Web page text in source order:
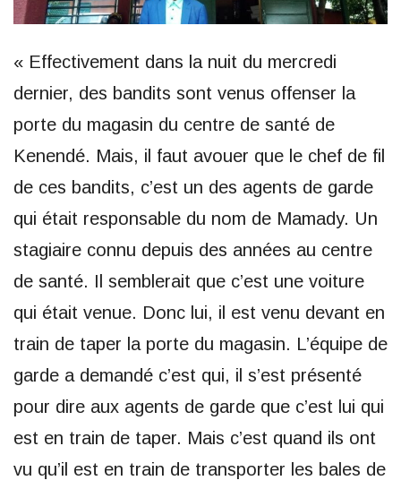
« Effectivement dans la nuit du mercredi
dernier, des bandits sont venus offenser la
porte du magasin du centre de santé de
Kenendé. Mais, il faut avouer que le chef de fil
de ces bandits, c’est un des agents de garde
qui était responsable du nom de Mamady. Un
stagiaire connu depuis des années au centre
de santé. Il semblerait que c’est une voiture
qui était venue. Donc lui, il est venu devant en
train de taper la porte du magasin. L’équipe de
garde a demandé c’est qui, il s’est présenté
pour dire aux agents de garde que c’est lui qui
est en train de taper. Mais c’est quand ils ont
vu qu’il est en train de transporter les bales de